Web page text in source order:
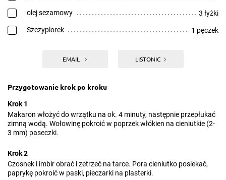
olej sezamowy 3 łyżki
Szczypiorek 1 pęczek
EMAIL LISTONIC
Przygotowanie krok po kroku
Krok 1
Makaron włożyć do wrzątku na ok. 4 minuty, następnie przepłukać
zimną wodą. Wołowinę pokroić w poprzek włókien na cieniutkie (2-
3 mm) paseczki.
Krok 2
Czosnek i imbir obrać i zetrzeć na tarce. Pora cieniutko posiekać,
paprykę pokroić w paski, pieczarki na plasterki.